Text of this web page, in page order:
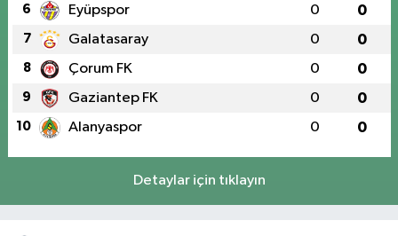
6 Eyüpspor 0 0
7 Galatasaray 0 0
8 Çorum FK 0 0
9 Gaziantep FK 0 0
10 Alanyaspor 0 0
Detaylar için tıklayın